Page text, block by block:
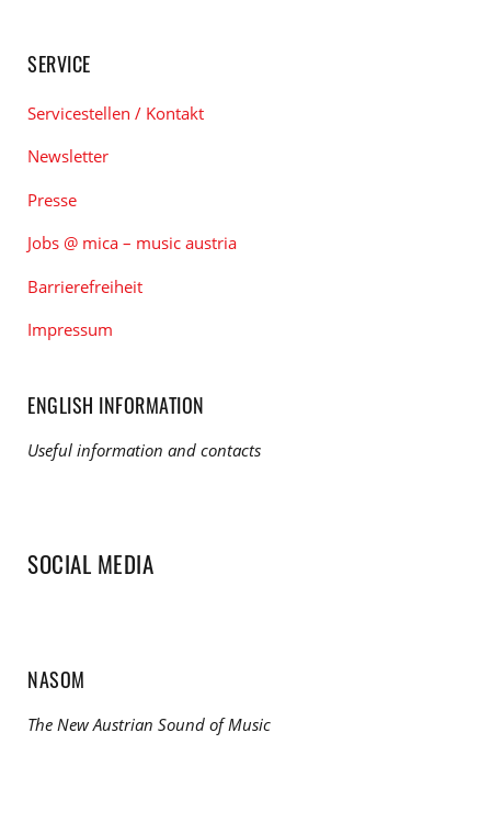
SERVICE
Servicestellen / Kontakt
Newsletter
Presse
Jobs @ mica – music austria
Barrierefreiheit
Impressum
ENGLISH INFORMATION
Useful information and contacts
SOCIAL MEDIA
NASOM
The New Austrian Sound of Music